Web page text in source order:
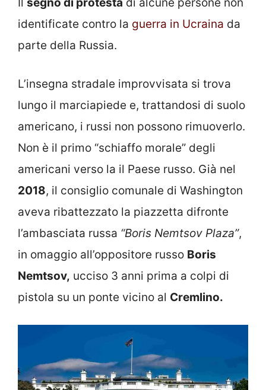
identificate contro la guerra in Ucraina da
parte della Russia.
L’insegna stradale improvvisata si trova
lungo il marciapiede e, trattandosi di suolo
americano, i russi non possono rimuoverlo.
Non è il primo “schiaffo morale” degli
americani verso la il Paese russo. Già nel
2018, il consiglio comunale di Washington
aveva ribattezzato la piazzetta difronte
l’ambasciata russa “Boris Nemtsov Plaza”,
in omaggio all’oppositore russo Boris
Nemtsov, ucciso 3 anni prima a colpi di
pistola su un ponte vicino al Cremlino.